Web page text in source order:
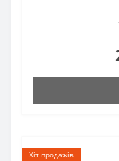
Хіт продажів